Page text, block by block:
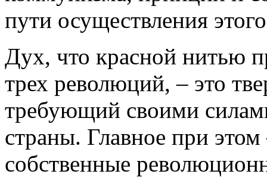
пути осуществления
Дух, что красной нитью
трех революций, – это
требующий своими
страны. Главное при
собственные